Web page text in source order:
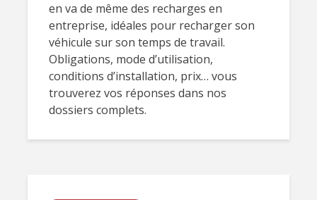
en va de même des recharges en
entreprise, idéales pour recharger son
véhicule sur son temps de travail.
Obligations, mode d’utilisation,
conditions d’installation, prix… vous
trouverez vos réponses dans nos
dossiers complets.